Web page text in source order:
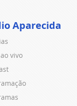
Aparecida
vivo